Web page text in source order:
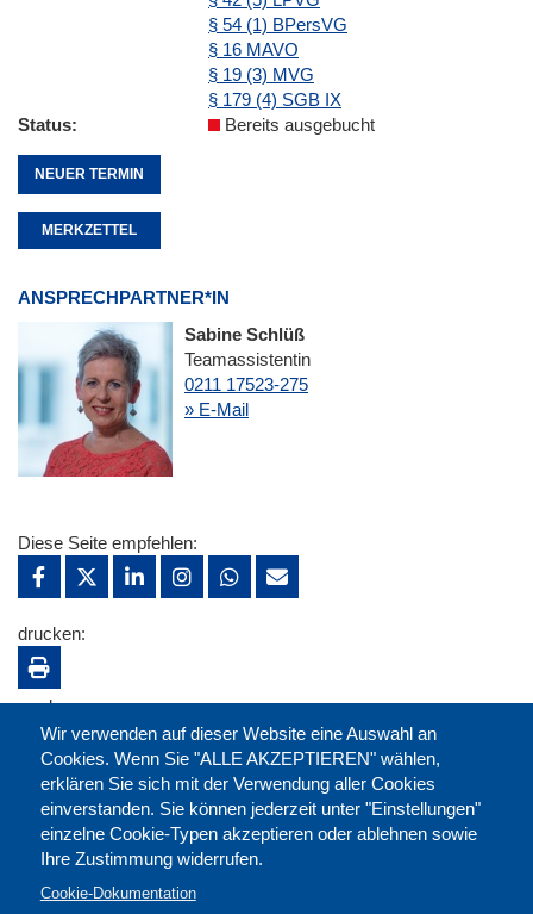
§ 54 (1) BPersVG
§ 16 MAVO
§ 19 (3) MVG
§ 179 (4) SGB IX
Status
Bereits ausgebucht
NEUER TERMIN
MERKZETTEL
ANSPRECHPARTNER*IN
Sabine Schlüß
Teamassistentin
0211 17523-275
» E-Mail
Wir verwenden auf dieser Website eine Auswahl an
Cookies. Wenn Sie "ALLE AKZEPTIEREN" wählen,
erklären Sie sich mit der Verwendung aller Cookies
einverstanden. Sie können jederzeit unter "Einstellungen"
einzelne Cookie-Typen akzeptieren oder ablehnen sowie
Ihre Zustimmung widerrufen.
Cookie-Dokumentation
Diese Seite empfehlen:
drucken:
merken: